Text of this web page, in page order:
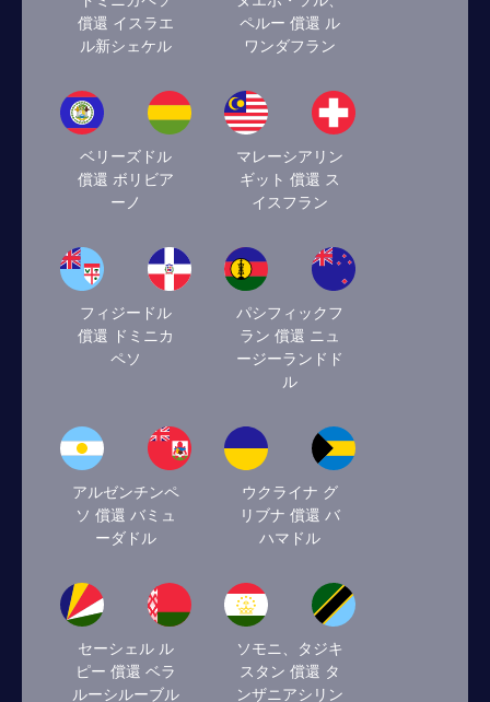
償還 イスラエ
ル新シェケル
ペルー 償還 ル
ワンダフラン
ベリーズドル
償還 ボリビア
ーノ
マレーシアリン
ギット 償還 ス
イスフラン
フィジードル
償還 ドミニカ
ペソ
パシフィックフ
ラン 償還 ニュ
ージーランドド
ル
アルゼンチンペ
ソ 償還 バミュ
ーダドル
ウクライナ グ
リブナ 償還 バ
ハマドル
セーシェル ル
ピー 償還 ベラ
ルーシルーブル
ソモニ、タジキ
スタン 償還 タ
ンザニアシリン